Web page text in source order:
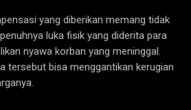
yang diberikan memang tidak
luka fisik yang diderita para
nyawa korban yang meninggal.
tersebut bisa menggantikan kerugian